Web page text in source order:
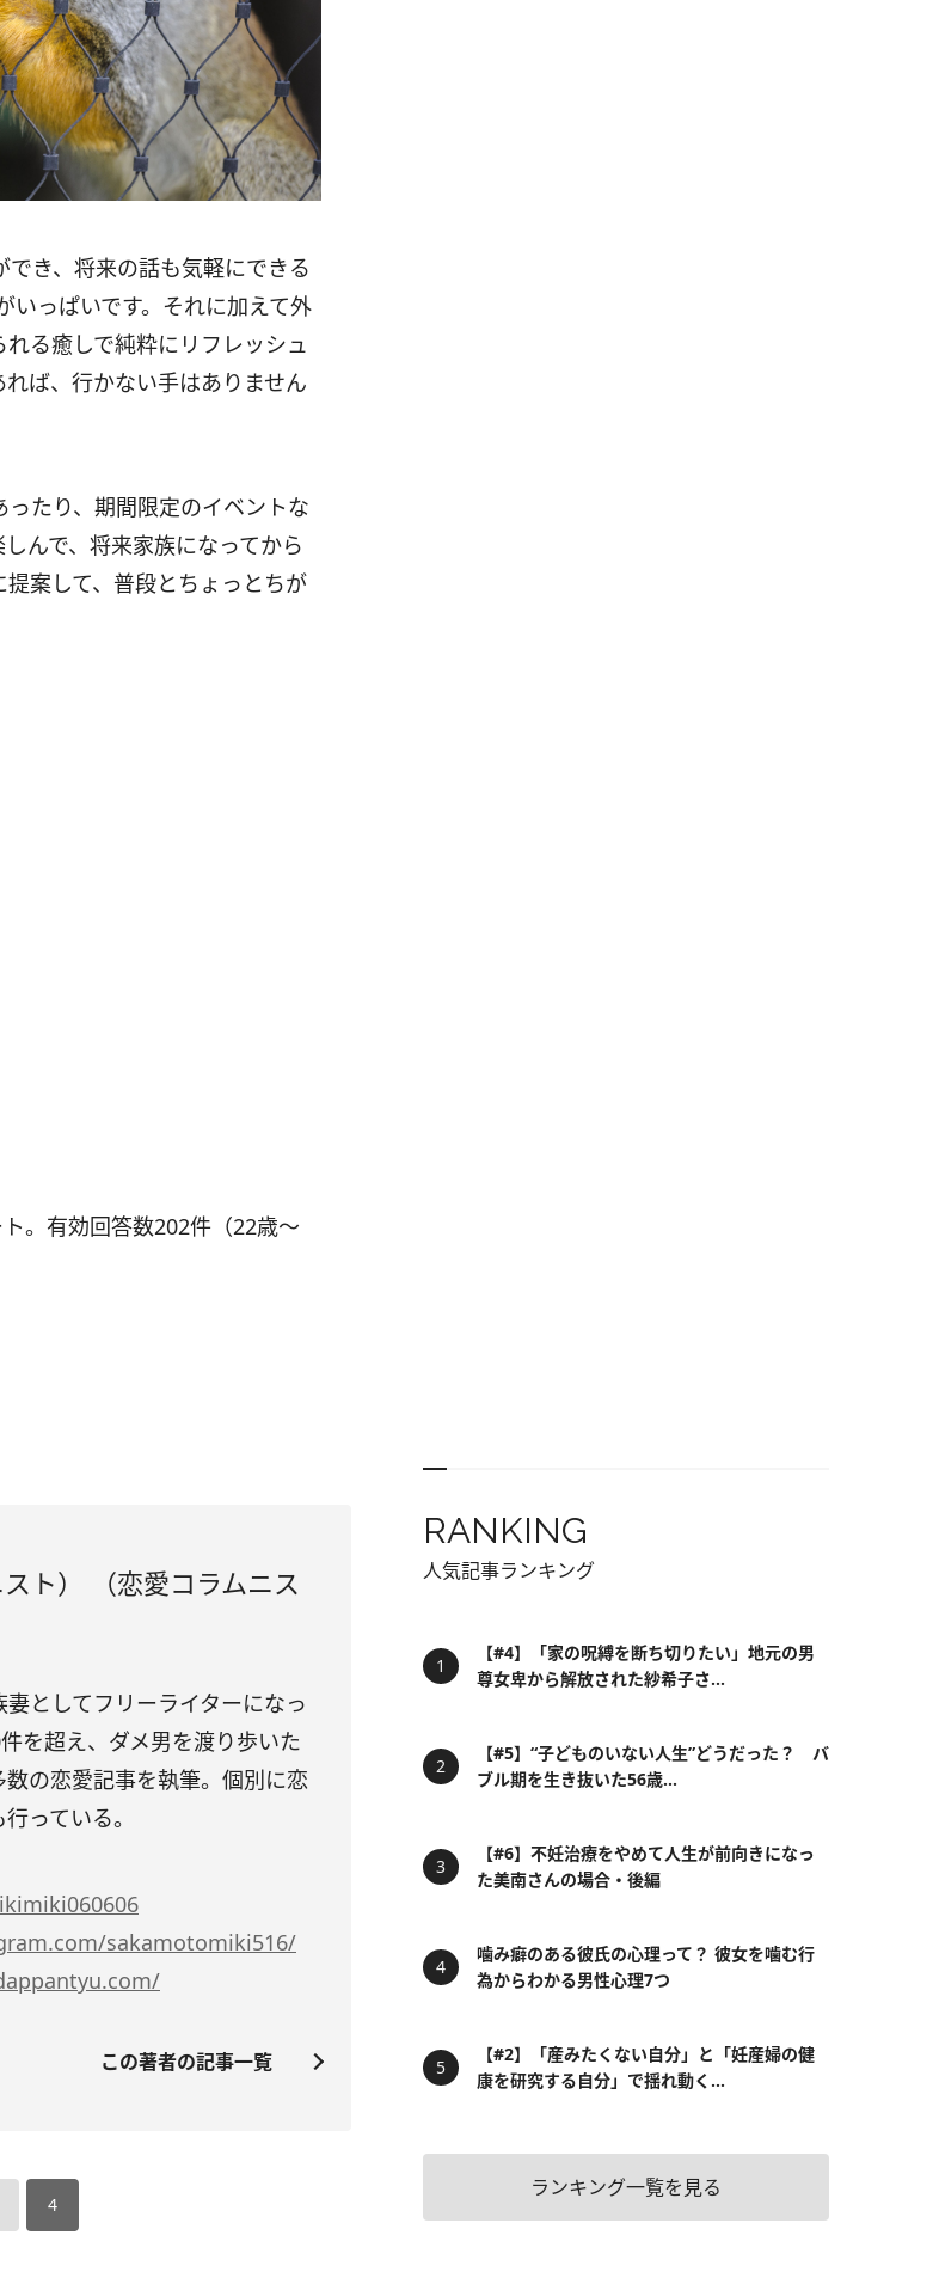
き、将来の話も気軽にできる
いっぱいです。それに加えて外
る癒しで純粋にリフレッシュ
ば、行かない手はありません
たり、期間限定のイベントな
んで、将来家族になってから
案して、普段とちょっとちが
。有効回答数202件（22歳～
ト） （恋愛コラムニス
としてフリーライターになっ
を超え、ダメ男を渡り歩いた
の恋愛記事を執筆。個別に恋
っている。
sakamotomiki516/
この著者の記事一覧
4
RANKING
人気記事ランキング
【#4】「家の呪縛を断ち切りたい」地元の男
尊女卑から解放された紗希子さ...
【#5】“子どものいない人生”どうだった？ バ
ブル期を生き抜いた56歳...
【#6】不妊治療をやめて人生が前向きになっ
た美南さんの場合・後編
噛み癖のある彼氏の心理って？ 彼女を噛む行
為からわかる男性心理7つ
【#2】「産みたくない自分」と「妊産婦の健
康を研究する自分」で揺れ動く...
ランキング一覧を見る